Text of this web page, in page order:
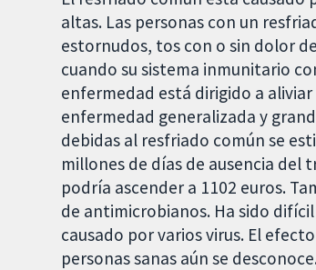
altas. Las personas con un
estornudos, tos con o sin dolor
cuando su sistema inmunitario
enfermedad está dirigido a
enfermedad generalizada y
debidas al resfriado común se
millones de días de ausencia del
podría ascender a 1102 euros.
de antimicrobianos. Ha sido
causado por varios virus. El
personas sanas aún se